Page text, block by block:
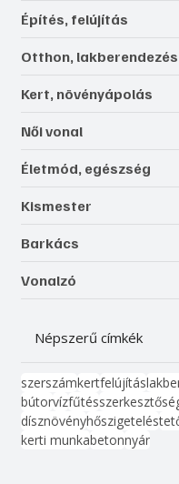
Építés, felújítás
Otthon, lakberendezés
Kert, növényápolás
Női vonal
Életmód, egészség
Kismester
Barkács
Vonalzó
Népszerű címkék
szerszámkertfelújítás
bútorvízfűtés
dísznövényhőszigetelés
kerti munkabetonnyár